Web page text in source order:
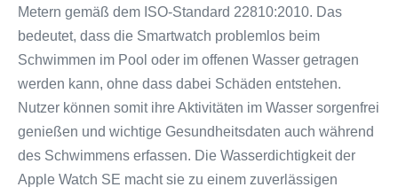
Metern gemäß dem ISO-Standard 22810:2010. Das
bedeutet, dass die Smartwatch problemlos beim
Schwimmen im Pool oder im offenen Wasser getragen
werden kann, ohne dass dabei Schäden entstehen.
Nutzer können somit ihre Aktivitäten im Wasser sorgenfrei
genießen und wichtige Gesundheitsdaten auch während
des Schwimmens erfassen. Die Wasserdichtigkeit der
Apple Watch SE macht sie zu einem zuverlässigen